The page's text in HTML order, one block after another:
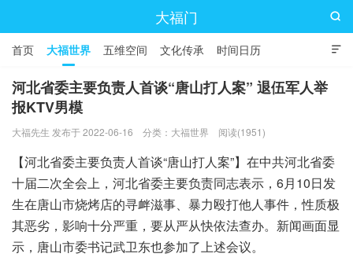
大福门

首页 大福世界 五维空间 文化传承 时间日历

河北省委主要负责人首谈“唐山打人案” 退伍军人举
报KTV男模
大福先生 发布于 2022-06-16 分类： 大福世界 阅读(1951)
【河北省委主要负责人首谈“唐山打人案”】在中共河北省委
十届二次全会上，河北省委主要负责同志表示，6月10日发
生在唐山市烧烤店的寻衅滋事、暴力殴打他人事件，性质极
其恶劣，影响十分严重，要从严从快依法查办。新闻画面显
示，唐山市委书记武卫东也参加了上述会议。